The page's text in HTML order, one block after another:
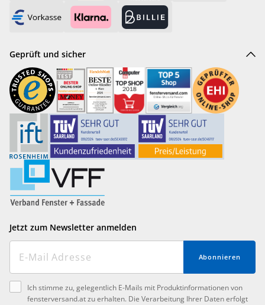
Geprüft und sicher
Jetzt zum Newsletter anmelden
Abonnieren
Ich stimme zu, gelegentlich E-Mails mit Produktinformationen von
fensterversand.at zu erhalten. Die Verarbeitung Ihrer Daten erfolgt